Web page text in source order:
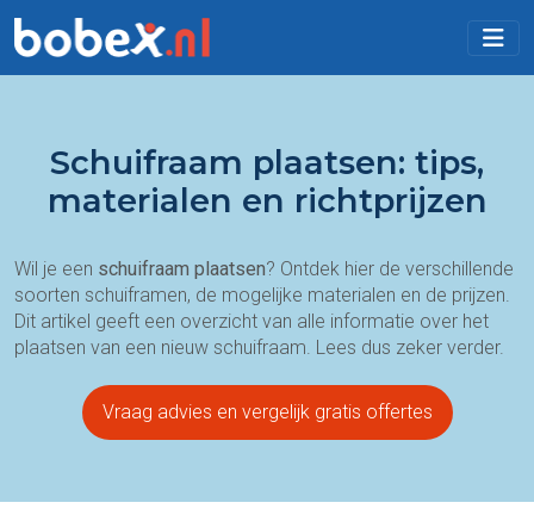
Schuifraam plaatsen: tips,
materialen en richtprijzen
Wil je een schuifraam plaatsen? Ontdek hier de verschillende
soorten schuiframen, de mogelijke materialen en de prijzen.
Dit artikel geeft een overzicht van alle informatie over het
plaatsen van een nieuw schuifraam. Lees dus zeker verder.
Vraag advies en vergelijk gratis offertes